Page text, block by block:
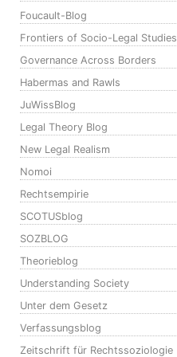
Foucault-Blog
Frontiers of Socio-Legal Studies
Governance Across Borders
Habermas and Rawls
JuWissBlog
Legal Theory Blog
New Legal Realism
Nomoi
Rechtsempirie
SCOTUSblog
SOZBLOG
Theorieblog
Understanding Society
Unter dem Gesetz
Verfassungsblog
Zeitschrift für Rechtssoziologie